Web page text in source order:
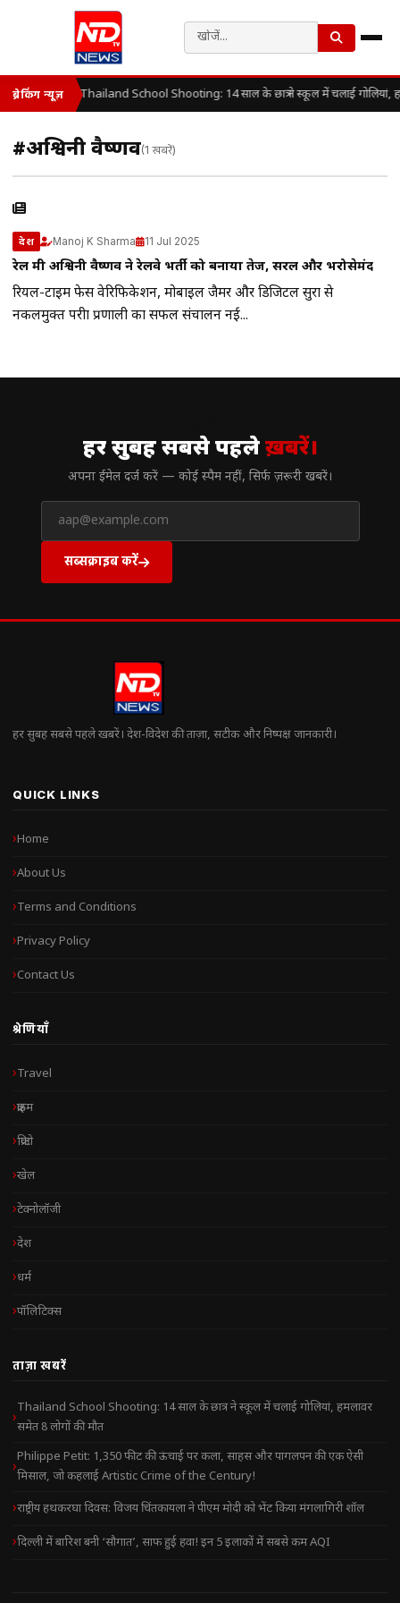
ब्रेकिंग न्यूज़ Thailand School Shooting: 14 साल के छात्र ने स्कूल में चलाई गोलियां,
#अश्विनी वैष्णव(1 खबरें)
देश Manoj K Sharma 11 Jul 2025
रेल मंत्री अश्विनी वैष्णव ने रेलवे भर्ती को बनाया तेज, सरल और भरोसेमंद
रियल-टाइम फेस वेरिफिकेशन, मोबाइल जैमर और डिजिटल सुरक्षा से
नकलमुक्त परीक्षा प्रणाली का सफल संचालन नई...
हर सुबह सबसे पहलेख़बरें।
अपना ईमेल दर्ज करें — कोई स्पैम नहीं, सिर्फ ज़रूरी खबरें।
सब्सक्राइब करें
हर सुबह सबसे पहले खबरें। देश-विदेश की ताज़ा, सटीक और निष्पक्ष जानकारी।
QUICK LINKS
Home
About Us
Terms and Conditions
Privacy Policy
Contact Us
श्रेणियाँ
Travel
क्राइम
क्रिप्टो
खेल
टेक्नोलॉजी
देश
धर्म
पॉलिटिक्स
ताज़ा खबरें
Thailand School Shooting: 14 साल के छात्र ने स्कूल में चलाई गोलियां, हमलावर
समेत 8 लोगों की मौत
Philippe Petit: 1,350 फीट की ऊंचाई पर कला, साहस और पागलपन की एक ऐसी
मिसाल, जो कहलाई Artistic Crime of the Century!
राष्ट्रीय हथकरघा दिवस: विजय चिंतकायला ने पीएम मोदी को भेंट किया मंगलागिरी शॉल
दिल्ली में बारिश बनी ‘सौगात’, साफ हुई हवा! इन 5 इलाकों में सबसे कम AQI